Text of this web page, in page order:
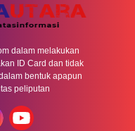
dalam melakukan
ID Card dan tidak
bentuk apapun
peliputan